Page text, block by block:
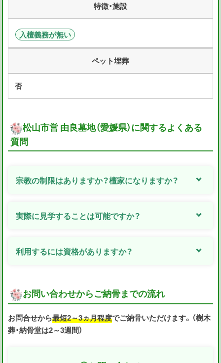
特徴・施設
入檀義務が無い
ペット埋葬
否
松山市営 由良墓地（愛媛県）に関するよくある
質問
宗教の制限はありますか？檀家になりますか？
実際に見学することは可能ですか？
利用するには資格がありますか？
お問い合わせからご納骨までの流れ
お問合せから最短2～3ヵ月程度でご納骨いただけます。（樹木
葬・納骨堂は2～3週間）